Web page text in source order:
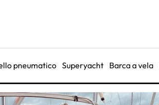
pneumatico Superyacht Barca a vela